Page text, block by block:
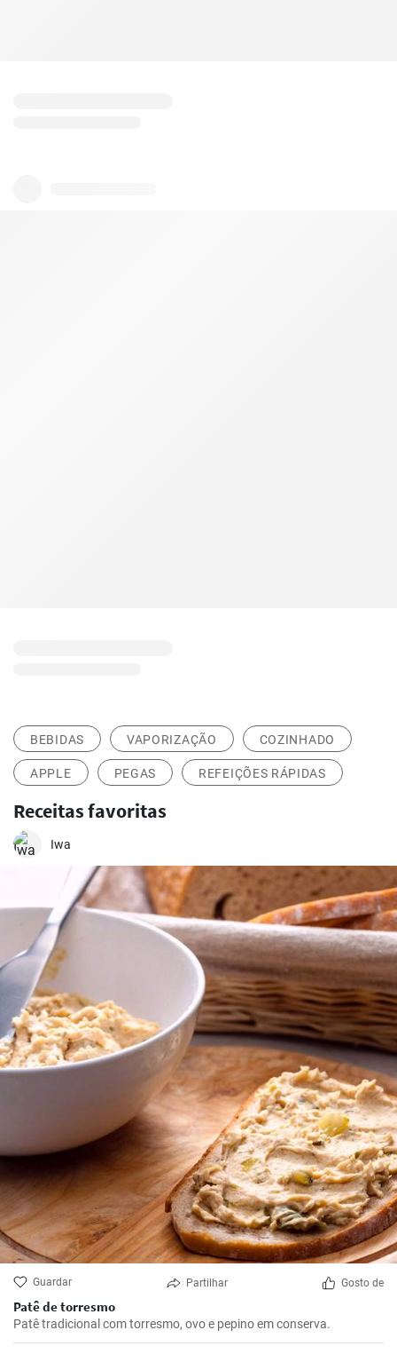
BEBIDAS VAPORIZAÇÃO COZINHADO
APPLE PEGAS REFEIÇÕES RÁPIDAS
Receitas favoritas
Iwa
Guardar Partilhar Gosto de
Patê de torresmo
Patê tradicional com torresmo, ovo e pepino em conserva.